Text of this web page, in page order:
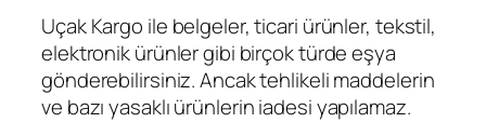
Uçak Kargo ile belgeler, ticari ürünler, tekstil,
elektronik ürünler gibi birçok türde eşya
gönderebilirsiniz. Ancak tehlikeli maddelerin
ve bazı yasaklı ürünlerin iadesi yapılamaz.